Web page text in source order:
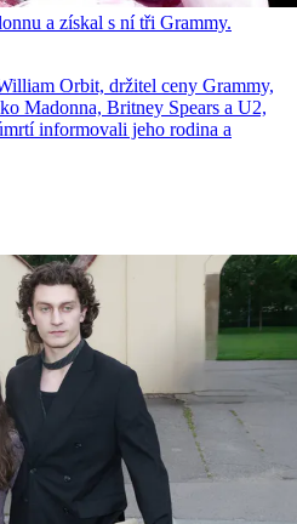
a získal s ní tři Grammy.
Orbit, držitel ceny Grammy,
Madonna, Britney Spears a U2,
informovali jeho rodina a